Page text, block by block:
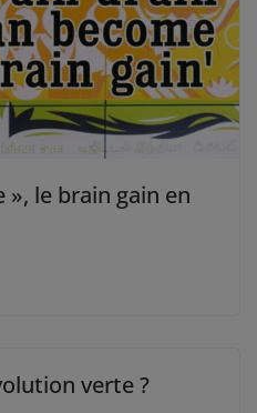
», le brain gain en
verte ?